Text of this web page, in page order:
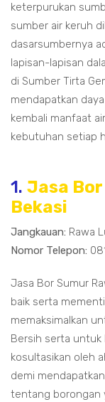
keterpurukan
sumber air keruh
dasarsumbernya
lapisan-lapisan
di Sumber Tirta
mendapatkan
kembali manfaat
kebutuhan setiap
1. Jasa
Bekasi
Jangkauan: Rawa
Nomor Telepon:
Jasa Bor Sumur
baik serta
memaksimalkan
Bersih serta
kosultasikan oleh
demi
tentang borongan